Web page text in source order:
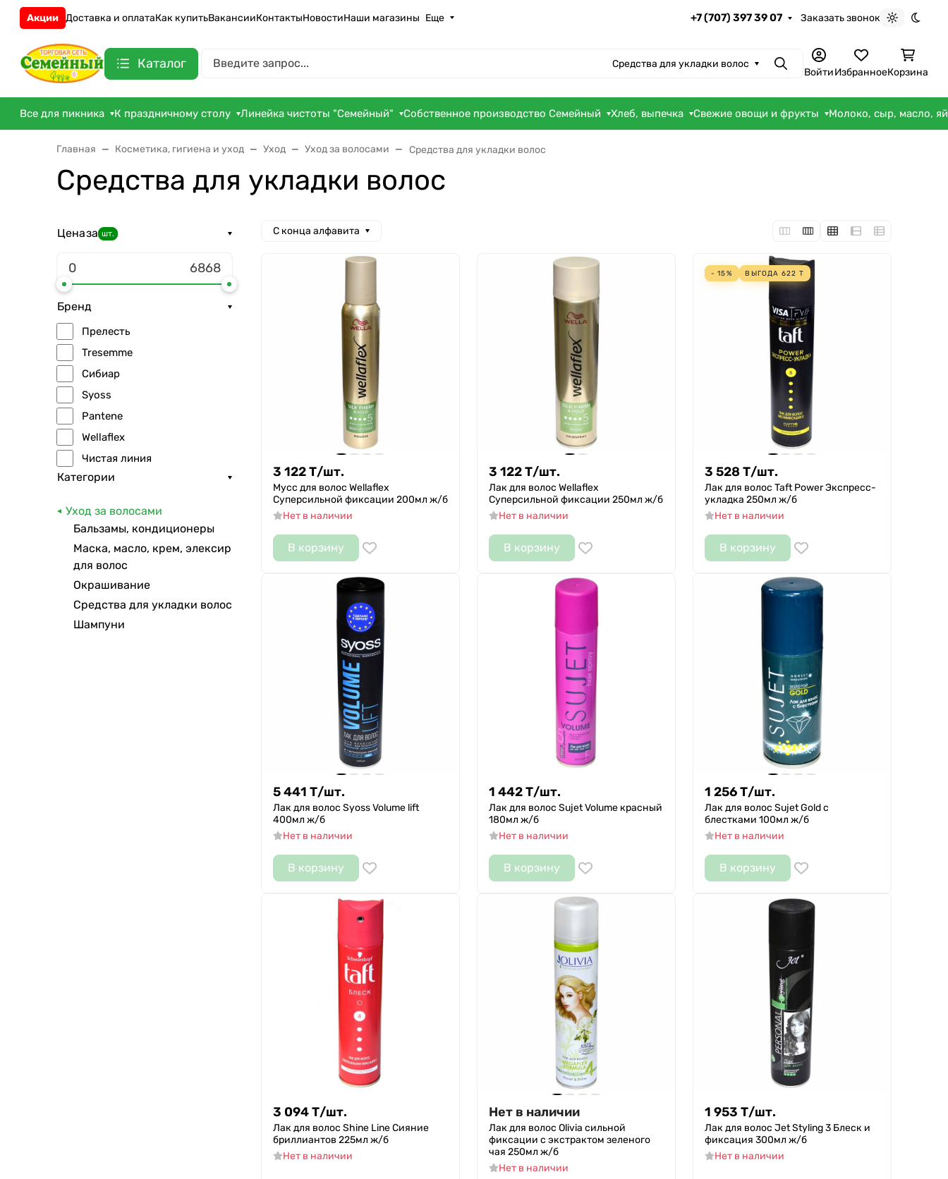
Акции Доставка и оплатаКак купитьВакансииКонтактыНовостиНаши магазины Еще +7 (707) 397 39 07 Заказать звонок
Светлая
Каталог Средства для укладки волос ПоискВойтиИзбранноеКорзина
Все для пикника К праздничному столу Линейка чистоты "Семейный" Собственное производство Семейный Хлеб, выпечка Свежие овощи и фрукты Молоко, сыр, масло,
Главная Косметика, гигиена и уход Уход Уход за волосами Средства для укладки волос
Средства для укладки волос
Ценаза шт.
Бренд
Прелесть
Tresemme
Сибиар
Syoss
Pantene
Wellaflex
Чистая линия
Got2b
Прелесть Professional Inv
Прелесть Био
Taft
Wellaton
Professionelle
Категории
Уход за волосами
Бальзамы, кондиционеры
Маска, масло, крем, элексир
для волос
Окрашивание
Средства для укладки волос
Шампуни
С конца алфавита
3 122Т/шт.
Мусс для волос Wellaflex
Суперсильной фиксации 200мл ж/б
Нет в наличии
В корзину
3 122Т/шт.
Лак для волос Wellaflex
Суперсильной фиксации 250мл ж/б
Нет в наличии
В корзину
- 15% ВЫГОДА 622 Т
3 528 Т/шт.
Лак для волос Taft Power Экспресс-
укладка 250мл ж/б
Нет в наличии
В корзину
5 441 Т/шт.
Лак для волос Syoss Volume lift
400мл ж/б
Нет в наличии
В корзину
1 442Т/шт.
Лак для волос Sujet Volume красный
180мл ж/б
Нет в наличии
В корзину
1 256Т/шт.
Лак для волос Sujet Gold с
блестками 100мл ж/б
Нет в наличии
В корзину
3 094Т/шт.
Лак для волос Shine Line Сияние
бриллиантов 225мл ж/б
Нет в наличии
Нет в наличии
Лак для волос Olivia сильной
фиксации с экстрактом зеленого
чая 250мл ж/б
Нет в наличии
1 953 Т/шт.
Лак для волос Jet Styling 3 Блеск и
фиксация 300мл ж/б
Нет в наличии